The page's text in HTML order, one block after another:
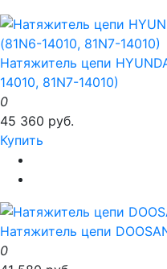
Натяжитель цепи
14010, 81N7-14010)
0
45 360 руб.
Купить
Натяжитель цепи
0